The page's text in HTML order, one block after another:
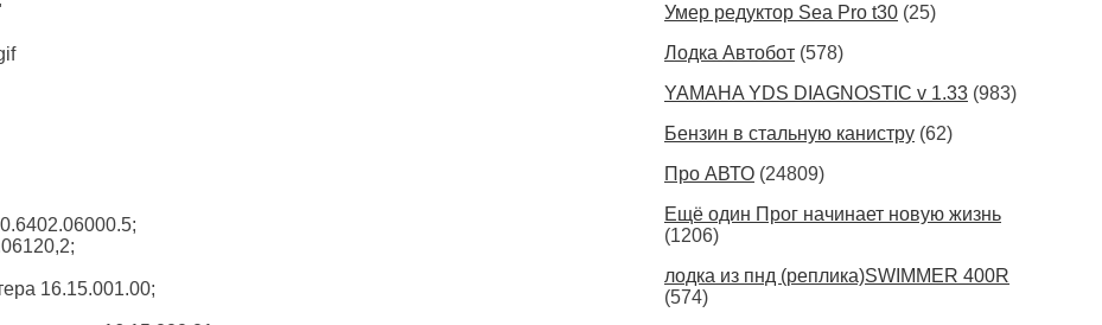
16.15.001.00;
Умер редуктор Sea Pro t30 (25)
Лодка Автобот (578)
YAMAHA YDS DIAGNOSTIC v 1.33 (983)
Бензин в стальную канистру (62)
Про АВТО (24809)
Ещё один Прог начинает новую жизнь
(1206)
лодка из пнд (реплика)SWIMMER 400R
(574)